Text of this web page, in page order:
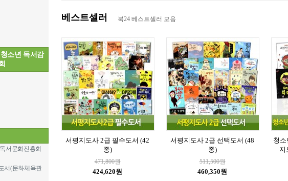
소년 독서감
서문화진흥회
서(문화체육관
베스트셀러 북24 베스트셀러 모음
서평지도사 2급 필수도서 (42
종)
471,800원
424,620원
서평지도사 2급 선택도서 (48
종)
511,500원
460,350원
청
지